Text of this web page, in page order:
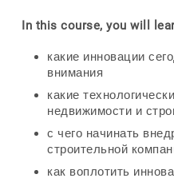
In this course, you will
какие инновации
внимания
какие
недвижимости и
с чего начинать
строительной
как воплотить